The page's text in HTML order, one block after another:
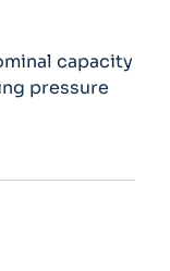
capacity
pressure